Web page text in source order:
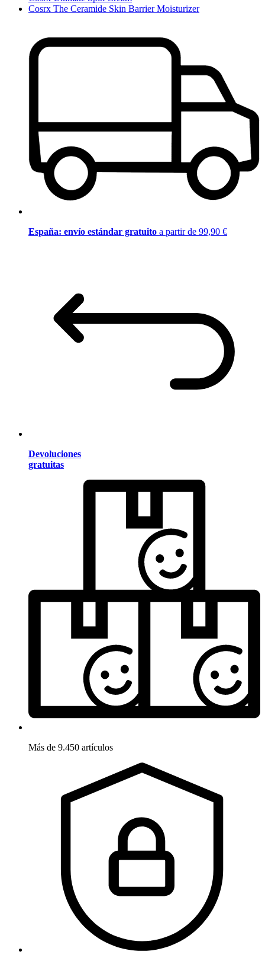
Cosrx The Ceramide Skin Barrier Moisturizer
España: envío estándar gratuito a partir de 99,90 €
Devoluciones
gratuitas
Más de 9.450 artículos